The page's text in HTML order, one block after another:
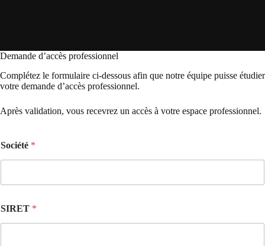
Demande d’accès professionnel
Complétez le formulaire ci-dessous afin que notre équipe puisse étudier
votre demande d’accès professionnel.
Après validation, vous recevrez un accès à votre espace professionnel.
Société *
SIRET *